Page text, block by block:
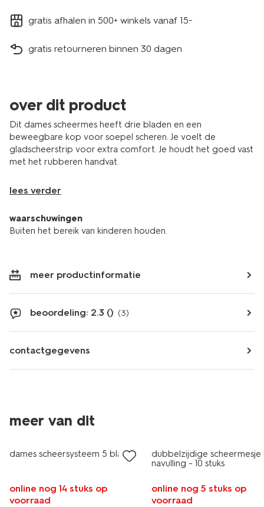
gratis afhalen in 500+ winkels vanaf 15.-
gratis retourneren binnen 30 dagen
over dit product
Dit dames scheermes heeft drie bladen en een
beweegbare kop voor soepel scheren. Je voelt de
gladscheerstrip voor extra comfort. Je houdt het goed vast
met het rubberen handvat.
lees verder
waarschuwingen
Buiten het bereik van kinderen houden.
meer productinformatie
beoordeling: 2.3 () (3)
contactgegevens
meer van dit
dames scheersysteem 5 bladen
online nog 14 stuks op
voorraad
dubbelzijdige
navulling - 10 stuks
online nog 5 stuks op
voorraad